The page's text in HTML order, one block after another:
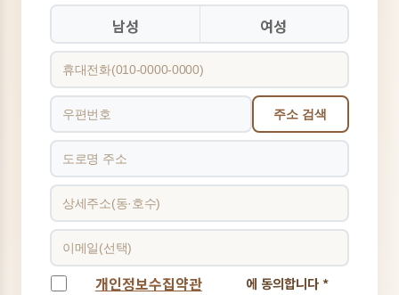
남성 여성
주소 검색
개인정보수집약관 에 동의합니다 *